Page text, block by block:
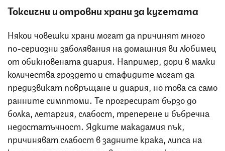
Токсични и отровни храни за кучетата
Някои човешки храни могат да причинят много
по-сериозни заболявания на домашния ви любимец
от обикновената диария. Например, дори в малки
количества гроздето и стафидите могат да
предизвикат повръщане и диария, но това са само
ранните симптоми. Те прогресират бързо до
болка, летаргия, слабост, треперене и бъбречна
недостатъчност. Ядките макадамия пък,
причиняват слабост в задните крака, липса на